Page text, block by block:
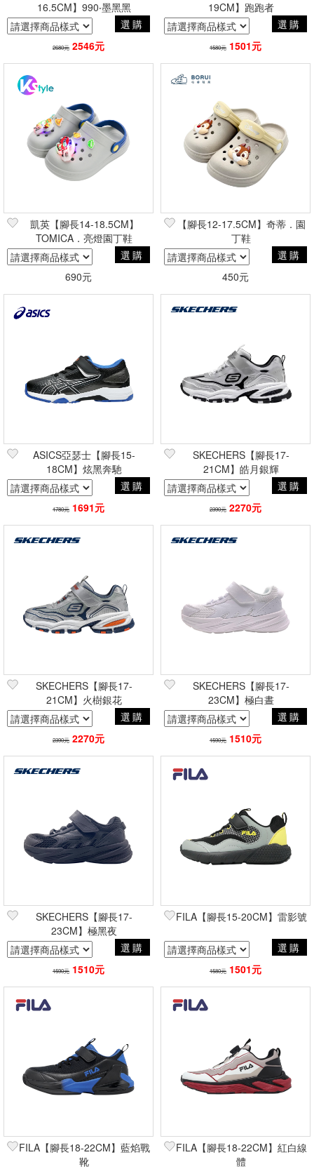
16.5CM】990‧墨黑黑
選購
2680元 2546元
19CM】跑跑者
選購
1580元 1501元
凱英【腳長14-18.5CM】
TOMICA．亮燈園丁鞋
選購
690元
【腳長12-17.5CM】奇蒂．園
丁鞋
選購
450元
ASICS亞瑟士【腳長15-
18CM】炫黑奔馳
選購
1780元 1691元
SKECHERS【腳長17-
21CM】皓月銀輝
選購
2390元 2270元
SKECHERS【腳長17-
21CM】火樹銀花
選購
2390元 2270元
SKECHERS【腳長17-
23CM】極白晝
選購
1590元 1510元
SKECHERS【腳長17-
23CM】極黑夜
選購
1590元 1510元
FILA【腳長15-20CM】雷影號
選購
1580元 1501元
FILA【腳長18-22CM】藍焰戰
靴
FILA【腳長18-22CM】紅白線
體